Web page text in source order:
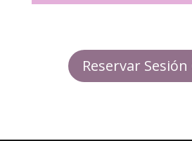
Reservar